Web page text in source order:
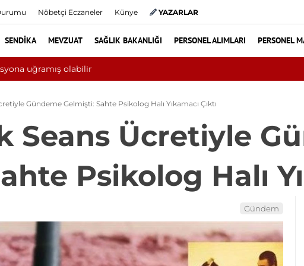
Nöbetçi Eczaneler Künye YAZARLAR
SENDIKA MEVZUAT SAĞLIK BAKANLIĞI PERSONEL ALIMLARI PERSONEL
10 bini aşkın hasta hiperbarik oksijen tedavisinden yararlandı
Gündeme Gelmişti: Sahte Psikolog Halı Yıkamacı Çıktı
Seans Ücretiyle
Psikolog Halı
Gündem